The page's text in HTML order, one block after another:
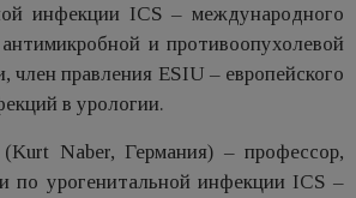
инфекции ICS – международного
и противоопухолевой
член правления ESIU – европейского
в урологии.
(Kurt Naber, Германия) – профессор,
по урогенитальной инфекции ICS –